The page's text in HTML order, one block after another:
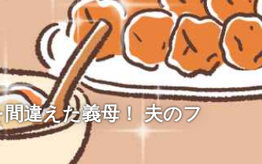
違えた義母！ 夫のフ